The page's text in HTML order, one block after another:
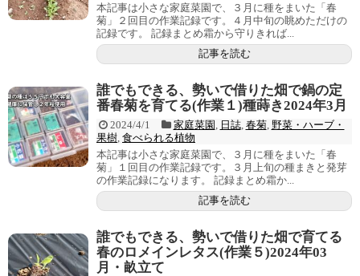
本記事は小さな家庭菜園で、３月に種をまいた「春
菊」２回目の作業記録です。４月中旬の眺めただけの
記録です。 記録まとめ霜から守りきれば...
記事を読む
誰でもできる、勢いで借りた畑で鍋の定
番春菊を育てる(作業１)種蒔き2024年3月
2024/4/1 家庭菜園 日誌, 春菊, 野菜・ハーブ・
果樹 食べられる植物
本記事は小さな家庭菜園で、３月に種をまいた「春
菊」１回目の作業記録です。３月上旬の種まきと発芽
の作業記録になります。 記録まとめ霜か...
記事を読む
誰でもできる、勢いで借りた畑で育てる
春のロメインレタス(作業５)2024年03
月・畝立て